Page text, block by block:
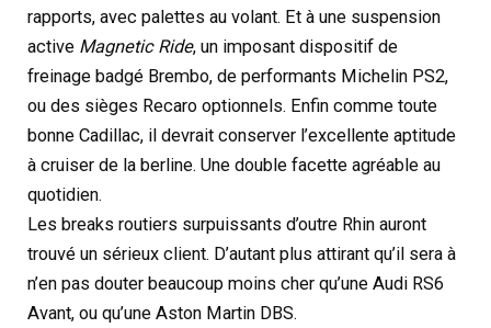
rapports, avec palettes au volant. Et à une suspension
active Magnetic Ride, un imposant dispositif de
freinage badgé Brembo, de performants Michelin PS2,
ou des sièges Recaro optionnels. Enfin comme toute
bonne Cadillac, il devrait conserver l’excellente aptitude
à cruiser de la berline. Une double facette agréable au
quotidien.
Les breaks routiers surpuissants d’outre Rhin auront
trouvé un sérieux client. D’autant plus attirant qu’il sera à
n’en pas douter beaucoup moins cher qu’une Audi RS6
Avant, ou qu’une Aston Martin DBS.